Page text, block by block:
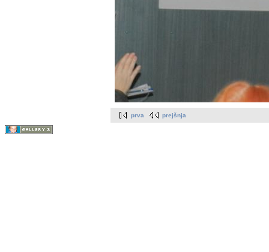
prva prejšnja